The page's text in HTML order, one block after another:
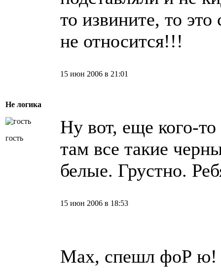
то извините, то
не относится!!!
Не логика
гость
15 июн 2006 в 21:01
Ну вот, еще кого-
там все такие
белые. Грустно.
15 июн 2006 в 18:53
Мах, спешл фоР ю!